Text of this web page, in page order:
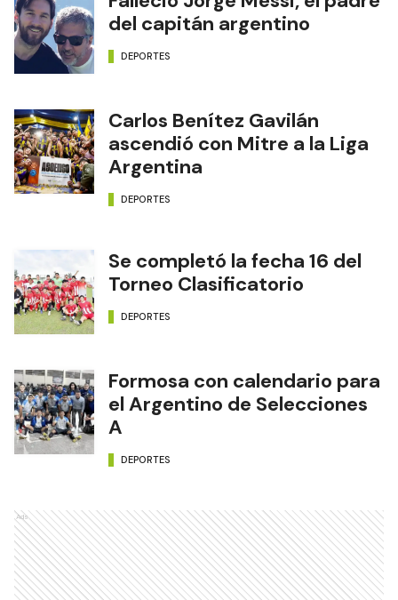
del capitán argentino
DEPORTES
Carlos Benítez Gavilán
ascendió con Mitre a la Liga
Argentina
DEPORTES
Se completó la fecha 16 del
Torneo Clasificatorio
DEPORTES
Formosa con calendario para
el Argentino de Selecciones
A
DEPORTES
Ads